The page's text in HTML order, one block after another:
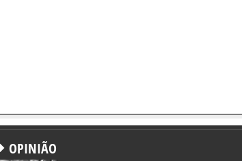
OPINIÃO